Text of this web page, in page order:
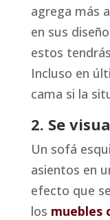
agrega más
en sus
estos
Incluso en
cama si la
2. Se
Un sofá
asientos en
efecto que
los muebles